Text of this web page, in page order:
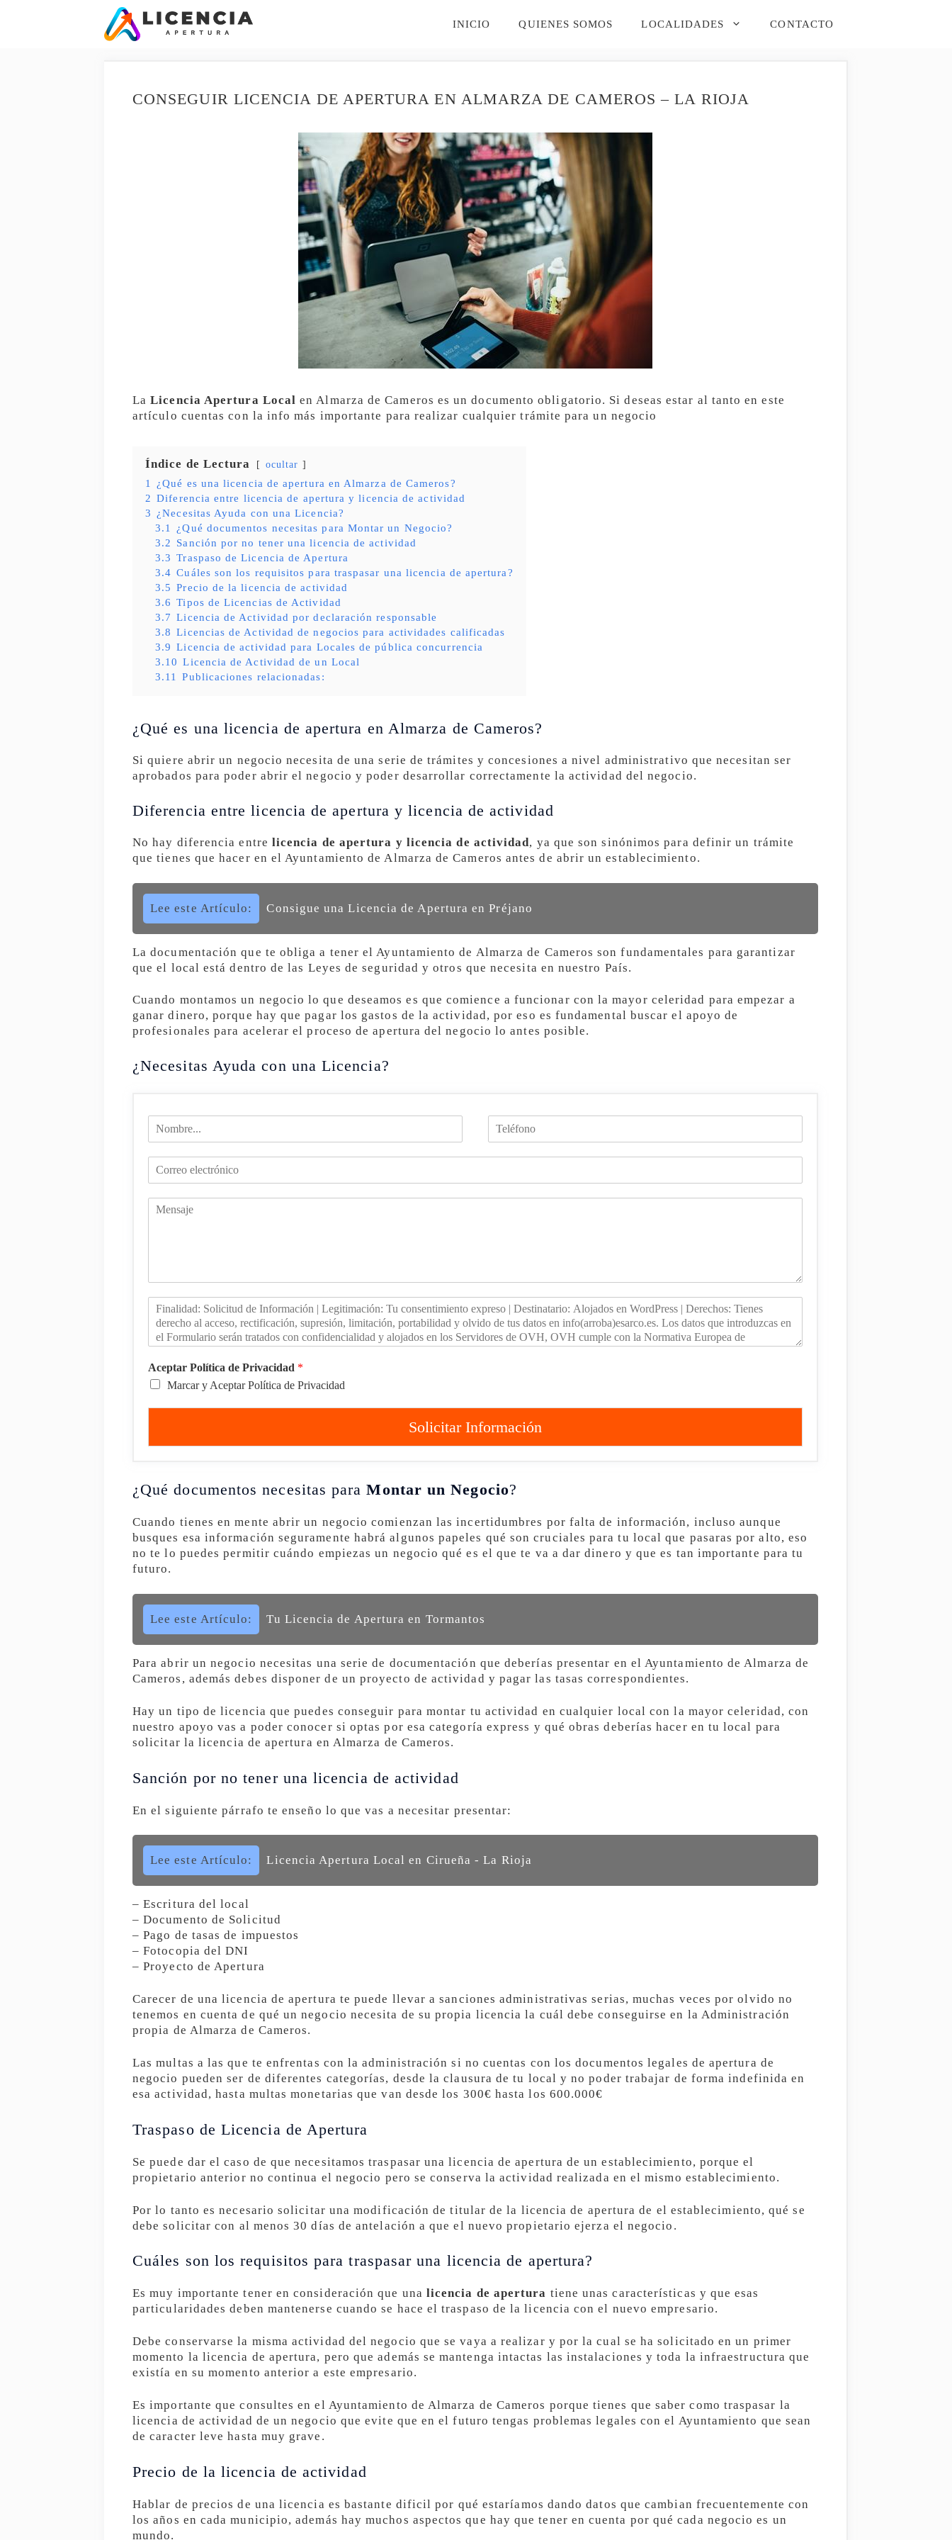
INICIO QUIENES SOMOS LOCALIDADES CONTACTO
CONSEGUIR LICENCIA DE APERTURA EN ALMARZA DE CAMEROS – LA RIOJA
LaLicencia Apertura Local en Almarza de Cameros es un documento obligatorio. Si deseas estar al tanto en este
artículo cuentas con la info más importante para realizar cualquier trámite para un negocio
Índice de Lectura ocultar
1
¿Qué es una licencia de apertura en Almarza de Cameros?
2 Diferencia entre licencia de apertura y licencia de actividad
3 ¿Necesitas Ayuda con una Licencia?
3.1
¿Qué documentos necesitas para Montar un Negocio?
3.2 Sanción por no tener una licencia de actividad
3.3 Traspaso de Licencia de Apertura
3.4 Cuáles son los requisitos para traspasar una licencia de apertura?
3.5 Precio de la licencia de actividad
3.6 Tipos de Licencias de Actividad
3.7 Licencia de Actividad por declaración responsable
3.8 Licencias de Actividad de negocios para actividades calificadas
3.9 Licencia de actividad para Locales de pública concurrencia
3.10 Licencia de Actividad de un Local
3.11
Publicaciones relacionadas:
¿Qué es una licencia de apertura en Almarza de Cameros?
Si quiere abrir un negocio necesita de una serie de trámites y concesiones a nivel administrativo que necesitan ser
aprobados para poder abrir el negocio y poder desarrollar correctamente la actividad del negocio.
Diferencia entre licencia de apertura y licencia de actividad
No hay diferencia entre licencia de apertura y licencia de actividad, ya que son sinónimos para definir un trámite
que tienes que hacer en el Ayuntamiento de Almarza de Cameros antes de abrir un establecimiento.
Lee este Artículo: Consigue una Licencia de Apertura en Préjano
La documentación que te obliga a tener el Ayuntamiento de Almarza de Cameros son fundamentales para garantizar
que el local está dentro de las Leyes de seguridad y otros que necesita en nuestro País.
Cuando montamos un negocio lo que deseamos es que comience a funcionar con la mayor celeridad para empezar a
ganar dinero, porque hay que pagar los gastos de la actividad, por eso es fundamental buscar el apoyo de
profesionales para acelerar el proceso de apertura del negocio lo antes posible.
¿Necesitas Ayuda con una Licencia?
Aceptar Política de Privacidad *
Marcar y Aceptar Política de Privacidad
Solicitar Información
¿Qué documentos necesitas paraMontar un Negocio?
Cuando tienes en mente abrir un negocio comienzan las incertidumbres por falta de información, incluso aunque
busques esa información seguramente habrá algunos papeles qué son cruciales para tu local que pasaras por alto, eso
no te lo puedes permitir cuándo empiezas un negocio qué es el que te va a dar dinero y que es tan importante para tu
futuro.
Lee este Artículo: Tu Licencia de Apertura en Tormantos
Para abrir un negocio necesitas una serie de documentación que deberías presentar en el Ayuntamiento de Almarza de
Cameros, además debes disponer de un proyecto de actividad y pagar las tasas correspondientes.
Hay un tipo de licencia que puedes conseguir para montar tu actividad en cualquier local con la mayor celeridad, con
nuestro apoyo vas a poder conocer si optas por esa categoría express y qué obras deberías hacer en tu local para
solicitar la licencia de apertura en Almarza de Cameros.
Sanción por no tener una licencia de actividad
En el siguiente párrafo te enseño lo que vas a necesitar presentar:
Lee este Artículo: Licencia Apertura Local en Cirueña - La Rioja
– Escritura del local
– Documento de Solicitud
– Pago de tasas de impuestos
– Fotocopia del DNI
– Proyecto de Apertura
Carecer de una licencia de apertura te puede llevar a sanciones administrativas serias, muchas veces por olvido no
tenemos en cuenta de qué un negocio necesita de su propia licencia la cuál debe conseguirse en la Administración
propia de Almarza de Cameros.
Las multas a las que te enfrentas con la administración si no cuentas con los documentos legales de apertura de
negocio pueden ser de diferentes categorías, desde la clausura de tu local y no poder trabajar de forma indefinida en
esa actividad, hasta multas monetarias que van desde los 300€ hasta los 600.000€
Traspaso de Licencia de Apertura
Se puede dar el caso de que necesitamos traspasar una licencia de apertura de un establecimiento, porque el
propietario anterior no continua el negocio pero se conserva la actividad realizada en el mismo establecimiento.
Por lo tanto es necesario solicitar una modificación de titular de la licencia de apertura de el establecimiento, qué se
debe solicitar con al menos 30 días de antelación a que el nuevo propietario ejerza el negocio.
Cuáles son los requisitos para traspasar una licencia de apertura?
Es muy importante tener en consideración que una licencia de apertura tiene unas características y que esas
particularidades deben mantenerse cuando se hace el traspaso de la licencia con el nuevo empresario.
Debe conservarse la misma actividad del negocio que se vaya a realizar y por la cual se ha solicitado en un primer
momento la licencia de apertura, pero que además se mantenga intactas las instalaciones y toda la infraestructura que
existía en su momento anterior a este empresario.
Es importante que consultes en el Ayuntamiento de Almarza de Cameros porque tienes que saber como traspasar la
licencia de actividad de un negocio que evite que en el futuro tengas problemas legales con el Ayuntamiento que sean
de caracter leve hasta muy grave.
Precio de la licencia de actividad
Hablar de precios de una licencia es bastante dificil por qué estaríamos dando datos que cambian frecuentemente con
los años en cada municipio, además hay muchos aspectos que hay que tener en cuenta por qué cada negocio es un
mundo.